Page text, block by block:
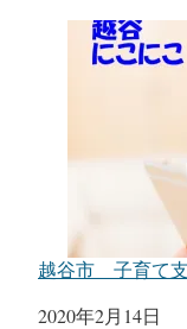
越谷市 子育て
日付
2020年2月14日